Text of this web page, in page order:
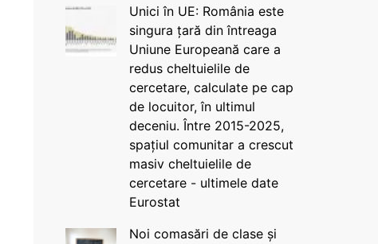
Unici în UE: România este
singura țară din întreaga
Uniune Europeană care a
redus cheltuielile de
cercetare, calculate pe cap
de locuitor, în ultimul
deceniu. Între 2015-2025,
spațiul comunitar a crescut
masiv cheltuielile de
cercetare - ultimele date
Eurostat
Noi comasări de clase și